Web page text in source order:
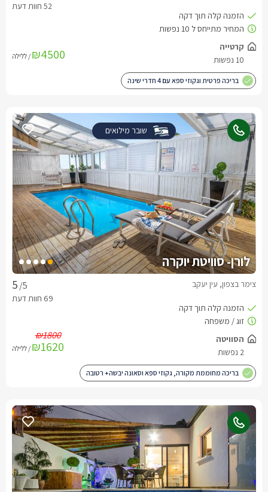
₪4500 / ללילה
בריכה פרטית וגקוזי ספא עם 4 חדרי שינה
שובר מילואים
לורן- סוויטת יוקרה
/5 צימר בצפון, עין יעקב
₪1620
₪1800
/ ללילה
בריכה מחוממת מקורה, גקוזי ספא וסאונה יבשה+ רטובה